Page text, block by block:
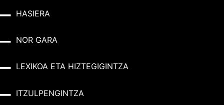
HASIERA
NOR GARA
LEXIKOA ETA HIZTEGIGINTZA
ITZULPENGINTZA